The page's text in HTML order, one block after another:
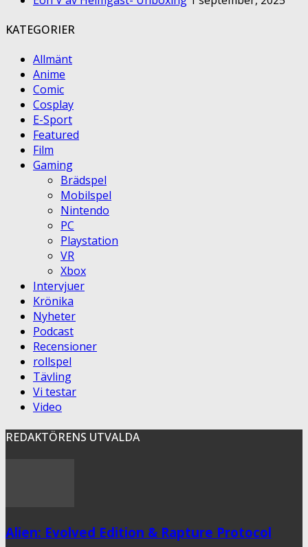
KATEGORIER
Allmänt
Anime
Comic
Cosplay
E-Sport
Featured
Film
Gaming
Brädspel
Mobilspel
Nintendo
PC
Playstation
VR
Xbox
Intervjuer
Krönika
Nyheter
Podcast
Recensioner
rollspel
Tävling
Vi testar
Video
REDAKTÖRENS UTVALDA
Alien: Evolved Edition & Rapture Protocol